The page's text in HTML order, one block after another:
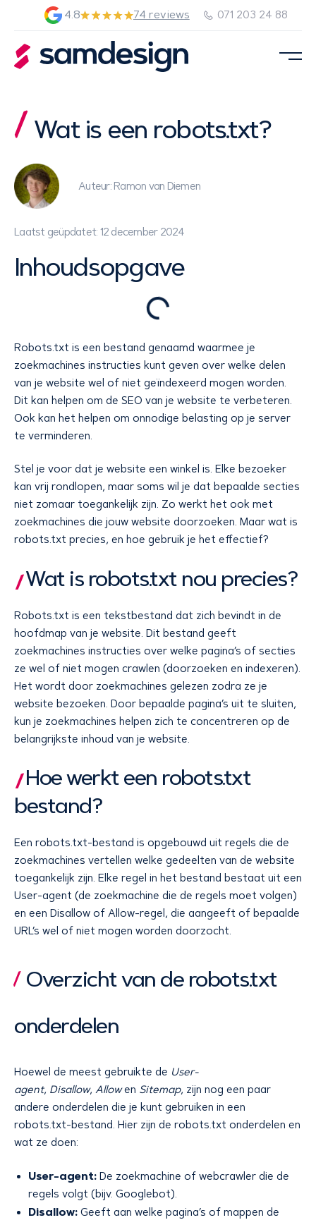
4.8 74 reviews 071 203 24 88
Wat is een robots.txt?
Auteur: Ramon van Diemen
Laatst geüpdatet: 12 december 2024
Inhoudsopgave
Robots.txt is een bestand genaamd waarmee je
zoekmachines instructies kunt geven over welke delen
van je website wel of niet geïndexeerd mogen worden.
Dit kan helpen om de SEO van je website te verbeteren.
Ook kan het helpen om onnodige belasting op je server
te verminderen.
Stel je voor dat je website een winkel is. Elke bezoeker
kan vrij rondlopen, maar soms wil je dat bepaalde secties
niet zomaar toegankelijk zijn. Zo werkt het ook met
zoekmachines die jouw website doorzoeken. Maar wat is
robots.txt precies, en hoe gebruik je het effectief?
Wat is robots.txt nou precies?
Robots.txt is een tekstbestand dat zich bevindt in de
hoofdmap van je website. Dit bestand geeft
zoekmachines instructies over welke pagina’s of secties
ze wel of niet mogen crawlen (doorzoeken en indexeren).
Het wordt door zoekmachines gelezen zodra ze je
website bezoeken. Door bepaalde pagina’s uit te sluiten,
kun je zoekmachines helpen zich te concentreren op de
belangrijkste inhoud van je website.
Hoe werkt een robots.txt
bestand?
Een robots.txt-bestand is opgebouwd uit regels die de
zoekmachines vertellen welke gedeelten van de website
toegankelijk zijn. Elke regel in het bestand bestaat uit een
User-agent (de zoekmachine die de regels moet volgen)
en een Disallow of Allow-regel, die aangeeft of bepaalde
URL’s wel of niet mogen worden doorzocht.
Overzicht van de robots.txt
onderdelen
Hoewel de meest gebruikte de User-
agent, Disallow, Allowen Sitemap, zijn nog een paar
andere onderdelen die je kunt gebruiken in een
robots.txt-bestand. Hier zijn de robots.txt onderdelen en
wat ze doen:
User-agent: De zoekmachine of webcrawler die de
regels volgt (bijv. Googlebot).
Disallow: Geeft aan welke pagina’s of mappen de